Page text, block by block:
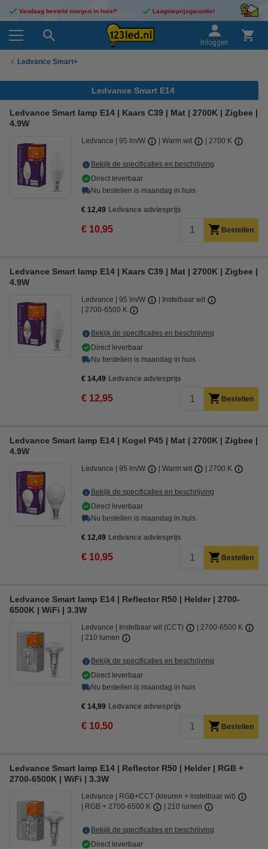
Vandaag besteld morgen in huis!* Laagsteprijsgarantie!
Inloggen
Ledvance Smart+
Ledvance Smart E14
Ledvance Smart lamp E14 | Kaars C39 | Mat | 2700K | Zigbee |
4.9W
Ledvance 95 lm/W Warm wit 2700 K
Bekijk de specificaties en beschrijving
Direct leverbaar
Nu bestellen is maandag in huis
€ 12,49 Ledvance adviesprijs
€ 10,95 Bestellen
Ledvance Smart lamp E14 | Kaars C39 | Mat | 2700K | Zigbee |
4.9W
Ledvance 95 lm/W
Instelbaar wit
2700-6500 K
Bekijk de specificaties en beschrijving
Direct leverbaar
Nu bestellen is maandag in huis
€ 14,49 Ledvance adviesprijs
€ 12,95 Bestellen
Ledvance Smart lamp E14 | Kogel P45 | Mat | 2700K | Zigbee |
4.9W
Ledvance 95 lm/W Warm wit 2700 K
Bekijk de specificaties en beschrijving
Direct leverbaar
Nu bestellen is maandag in huis
€ 12,49 Ledvance adviesprijs
€ 10,95 Bestellen
Ledvance Smart lamp E14 | Reflector R50 | Helder | 2700-
6500K | WiFi | 3.3W
Ledvance Instelbaar wit (CCT)
2700-6500 K
210 lumen
Bekijk de specificaties en beschrijving
Direct leverbaar
Nu bestellen is maandag in huis
€ 14,99 Ledvance adviesprijs
€ 10,50 Bestellen
Ledvance Smart lamp E14 | Reflector R50 | Helder | RGB +
2700-6500K | WiFi | 3.3W
Ledvance
RGB+CCT (kleuren + instelbaar wit)
RGB + 2700-6500 K
210 lumen
Bekijk de specificaties en beschrijving
Direct leverbaar